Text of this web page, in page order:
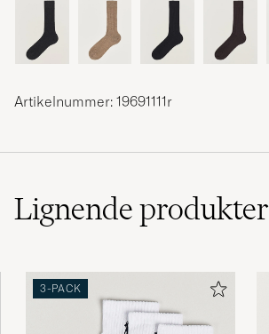
Artikelnummer: 19691111r
Lignendeprodukter
3-PACK